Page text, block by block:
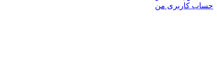
حساب کاربری من